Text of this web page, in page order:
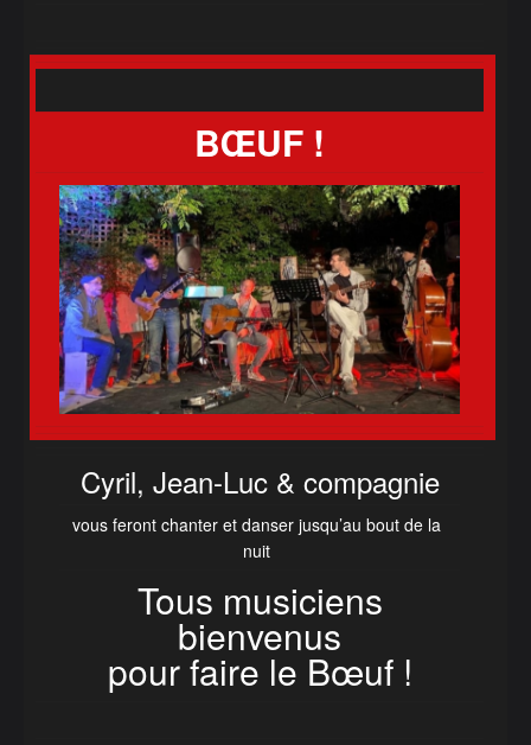
BŒUF !
Cyril, Jean-Luc & compagnie
vous feront chanter et danser jusqu’au bout de la
nuit
Tous musiciens
bienvenus
pour faire le Bœuf !